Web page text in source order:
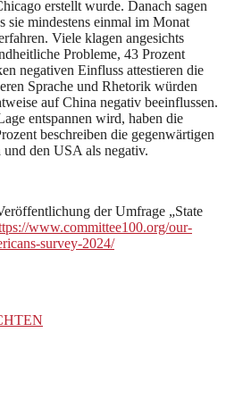
erstellt wurde. Danach sagen
sie mindestens einmal im Monat
Viele klagen angesichts
Probleme, 43 Prozent
negativen Einfluss attestieren die
Sprache und Rhetorik würden
auf China negativ beeinflussen.
entspannen wird, haben die
beschreiben die gegenwärtigen
den USA als negativ.
der Umfrage „State
www.committee100.org/our-
survey-2024/